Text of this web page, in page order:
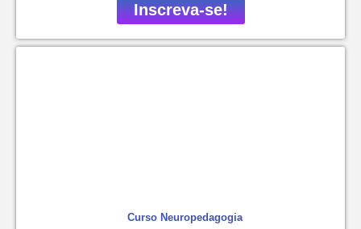
Inscreva-se!
Curso Neuropedagogia